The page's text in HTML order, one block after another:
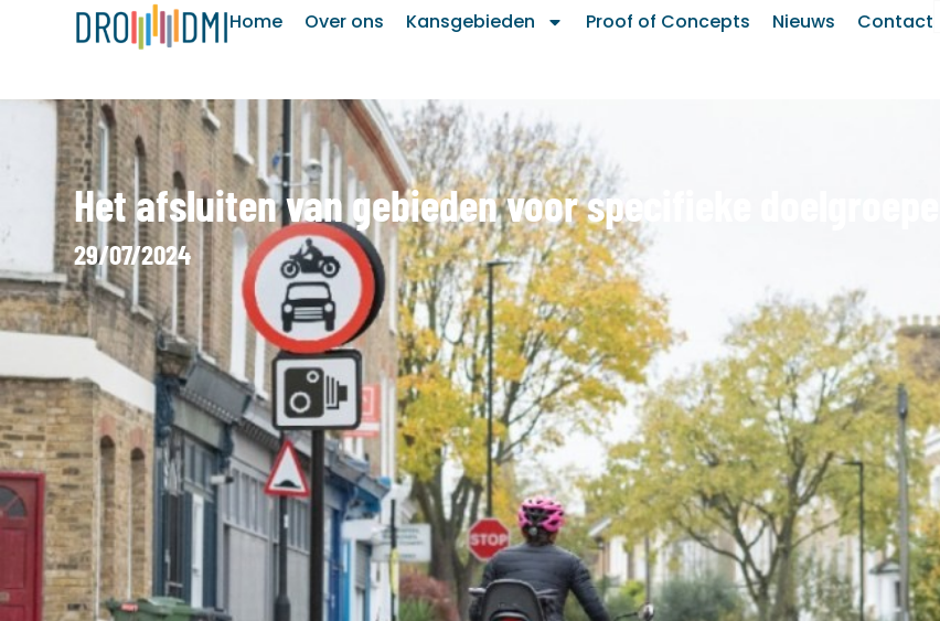
Home Over ons Kansgebieden Proof of Concepts Nieuws Contact
Het afsluiten van gebieden voor specifieke doelgroepen
29/07/2024